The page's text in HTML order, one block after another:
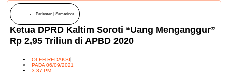
Parlemen Samarinda
Ketua DPRD Kaltim Soroti “Uang Menganggur”
Rp 2,95 Triliun di APBD 2020
OLEH REDAKSI
PADA 06/09/2021
3:37 PM